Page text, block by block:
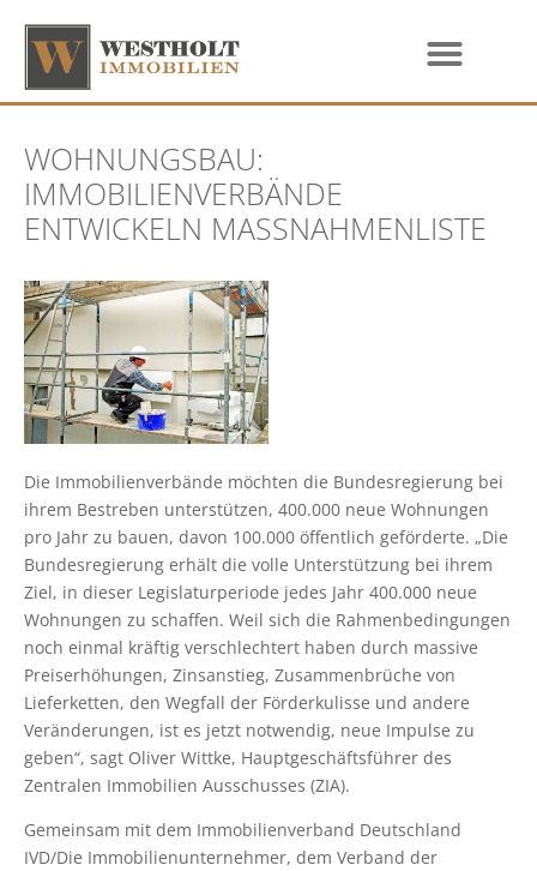
WOHNUNGSBAU:
IMMOBILIENVERBÄNDE
ENTWICKELN MASSNAHMENLISTE
Die Immobilienverbände möchten die Bundesregierung bei
ihrem Bestreben unterstützen, 400.000 neue Wohnungen
pro Jahr zu bauen, davon 100.000 öffentlich geförderte. „Die
Bundesregierung erhält die volle Unterstützung bei ihrem
Ziel, in dieser Legislaturperiode jedes Jahr 400.000 neue
Wohnungen zu schaffen. Weil sich die Rahmenbedingungen
noch einmal kräftig verschlechtert haben durch massive
Preiserhöhungen, Zinsanstieg, Zusammenbrüche von
Lieferketten, den Wegfall der Förderkulisse und andere
Veränderungen, ist es jetzt notwendig, neue Impulse zu
geben“, sagt Oliver Wittke, Hauptgeschäftsführer des
Zentralen Immobilien Ausschusses (ZIA).
Gemeinsam mit dem Immobilienverband Deutschland
IVD/Die Immobilienunternehmer, dem Verband der